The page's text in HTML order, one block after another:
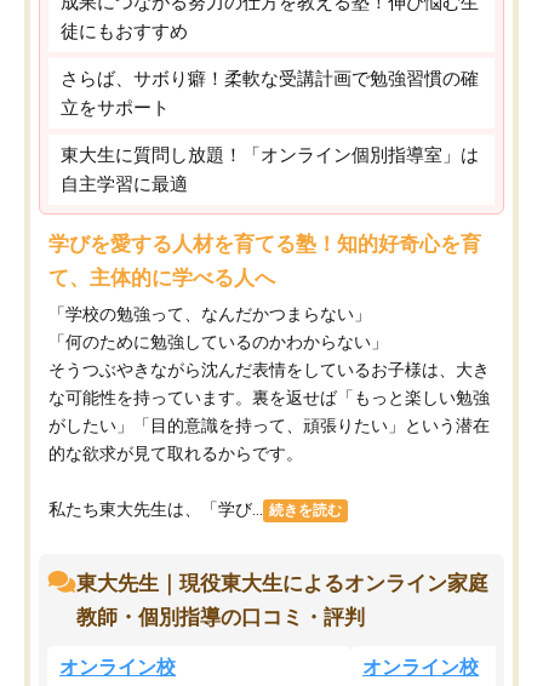
徒にもおすすめ
さらば、サボり癖！柔軟な受講計画で勉強習慣の確
立をサポート
東大生に質問し放題！「オンライン個別指導室」は
自主学習に最適
学びを愛する人材を育てる塾！知的好奇心を育
て、主体的に学べる人へ
「学校の勉強って、なんだかつまらない」
「何のために勉強しているのかわからない」
そうつぶやきながら沈んだ表情をしているお子様は、大き
な可能性を持っています。裏を返せば「もっと楽しい勉強
がしたい」「目的意識を持って、頑張りたい」という潜在
的な欲求が見て取れるからです。
私たち東大先生は、「学び... 続きを読む
東大先生｜現役東大生によるオンライン家庭
教師・個別指導の口コミ・評判
オンライン校 オンライン校